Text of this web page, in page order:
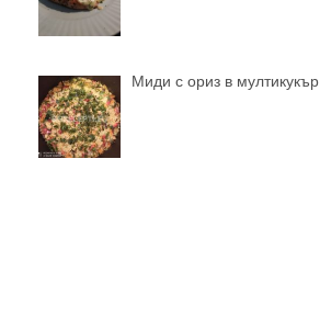
Миди с ориз в мултикукър